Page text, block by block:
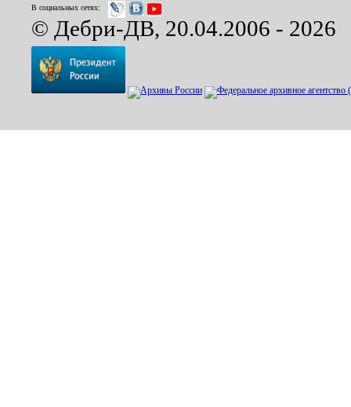
В социальных сетях:
© Дебри-ДВ, 20.04.2006 - 2026